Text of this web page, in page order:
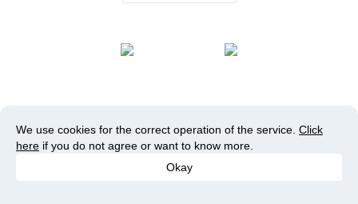
We use cookies for the correct operation of the service. Click
here if you do not agree or want to know more.
Okay